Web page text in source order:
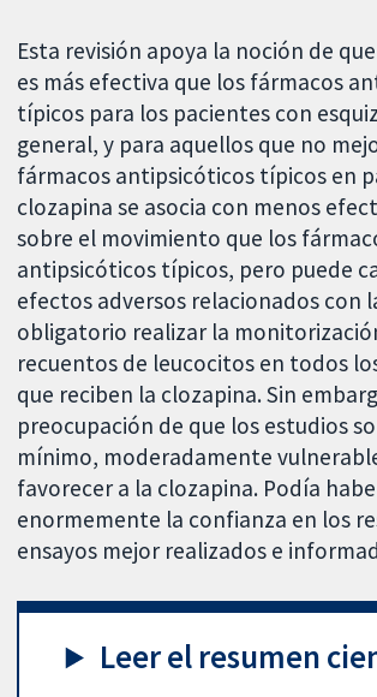
Esta revisión apoya la noción de
es más efectiva que los fármacos
típicos para los pacientes con
general, y para aquellos que no
fármacos antipsicóticos típicos en
clozapina se asocia con menos
sobre el movimiento que los
antipsicóticos típicos, pero puede
efectos adversos relacionados con
obligatorio realizar la
recuentos de leucocitos en todos
que reciben la clozapina. Sin
preocupación de que los estudios
mínimo, moderadamente
favorecer a la clozapina. Podía
enormemente la confianza en los
ensayos mejor realizados e
Leer el resumen